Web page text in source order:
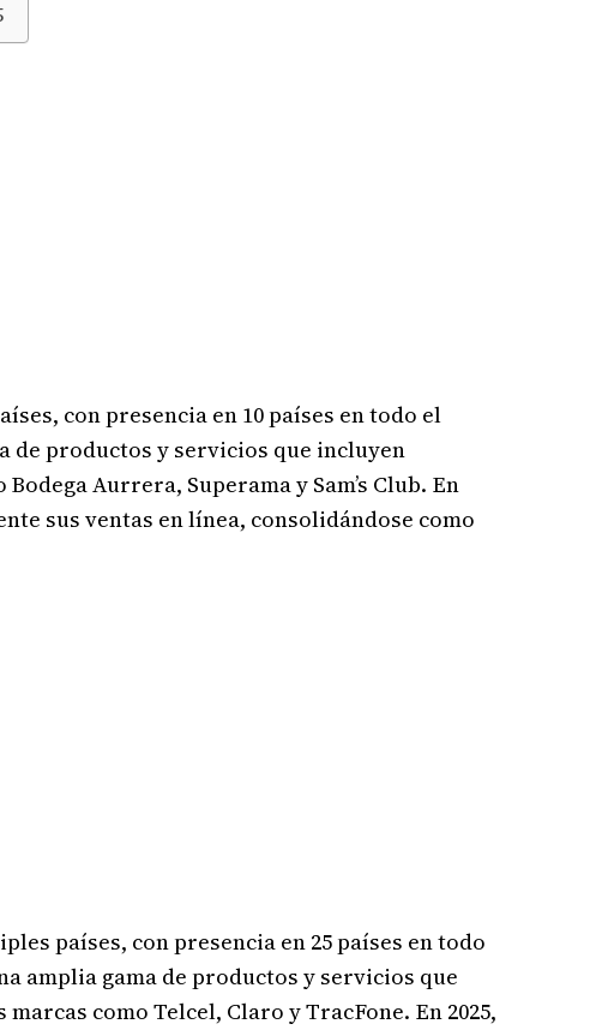
con presencia en 10 países en todo el
de productos y servicios que incluyen
Aurrera, Superama y Sam’s Club. En
sus ventas en línea, consolidándose como
países, con presencia en 25 países en todo
amplia gama de productos y servicios que
como Telcel, Claro y TracFone. En 2025,